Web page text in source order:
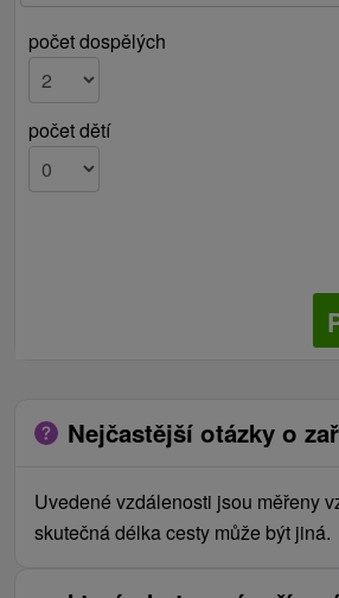
počet dospělých
počet dětí
Nejčastější otázky o
Uvedené vzdálenosti jsou měřeny
skutečná délka cesty může být jiná.